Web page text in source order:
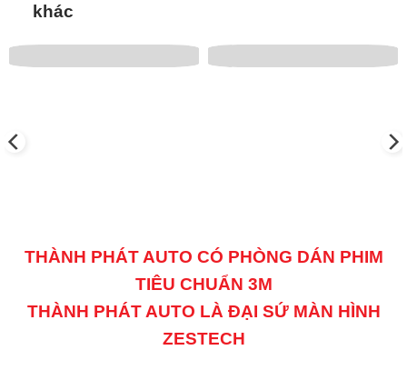
khác
THÀNH PHÁT AUTO CÓ PHÒNG DÁN PHIM
TIÊU CHUẨN 3M
THÀNH PHÁT AUTO LÀ ĐẠI SỨ MÀN HÌNH
ZESTECH